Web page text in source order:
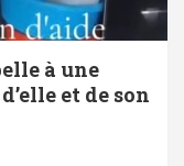
à une
et de son